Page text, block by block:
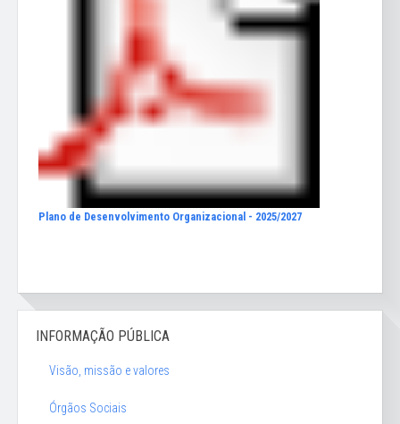
Plano de Desenvolvimento Organizacional - 2025/2027
INFORMAÇÃO PÚBLICA
Visão, missão e valores
Órgãos Sociais